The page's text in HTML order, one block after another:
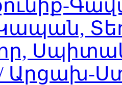
Արցախ-